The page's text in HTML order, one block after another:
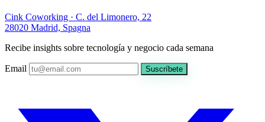
Cink Coworking · C. del Limonero, 22
28020 Madrid, Spagna
Recibe insights sobre tecnología y negocio cada semana
Email Suscríbete